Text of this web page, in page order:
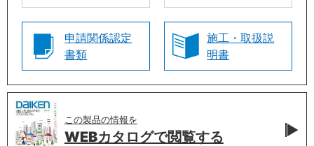
申請関係認定
書類
施工・取扱説
明書
この製品の情報を
WEBカタログで閲覧する